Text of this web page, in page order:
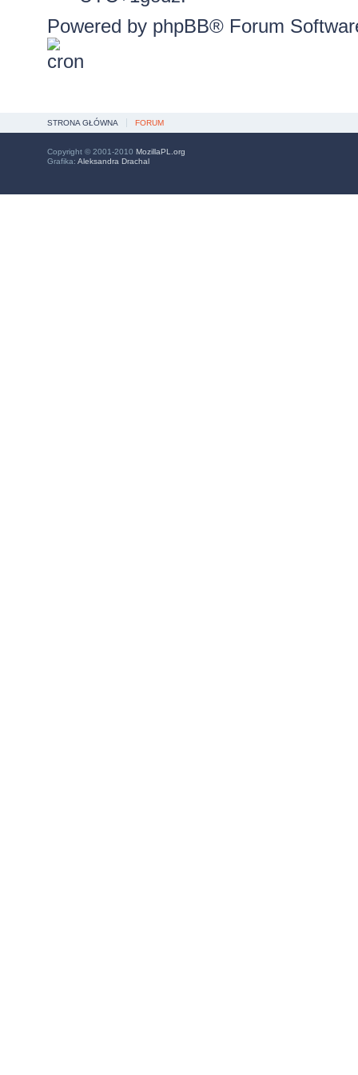
Powered by phpBB® Forum
STRONA GŁÓWNA FORUM
Copyright © 2001-2010 MozillaPL.org
Grafika: Aleksandra Drachal